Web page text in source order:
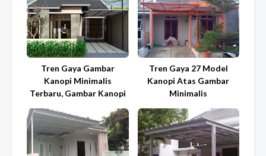
Tren Gaya Gambar
Kanopi Minimalis
Terbaru, Gambar Kanopi
Tren Gaya 27 Model
Kanopi Atas Gambar
Minimalis